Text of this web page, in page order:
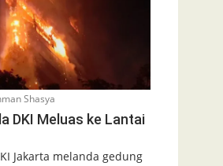
Shasya
DKI Meluas ke Lantai
Jakarta melanda gedung